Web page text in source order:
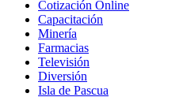
Cotización Online
Capacitación
Minería
Farmacias
Televisión
Diversión
Isla de Pascua